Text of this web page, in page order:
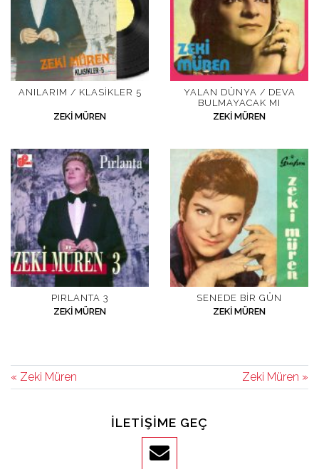
ANILARIM / KLASIKLER 5
ZEKI MÜREN
YALAN DÜNYA / DEVA
BULMAYACAK MI
ZEKI MÜREN
PIRLANTA 3
ZEKI MÜREN
SENEDE BIR GÜN
ZEKI MÜREN
« Zeki Müren Zeki Müren »
İLETIŞIME GEÇ